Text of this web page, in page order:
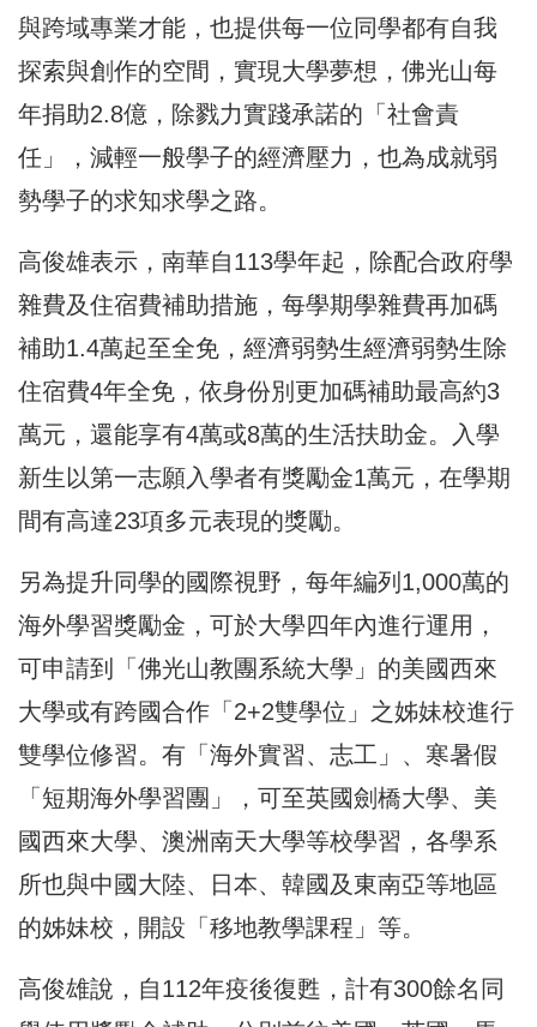
與跨域專業才能，也提供每一位同學都有自我
探索與創作的空間，實現大學夢想，佛光山每
年捐助2.8億，除戮力實踐承諾的「社會責
任」，減輕一般學子的經濟壓力，也為成就弱
勢學子的求知求學之路。
高俊雄表示，南華自113學年起，除配合政府學
雜費及住宿費補助措施，每學期學雜費再加碼
補助1.4萬起至全免，經濟弱勢生經濟弱勢生除
住宿費4年全免，依身份別更加碼補助最高約3
萬元，還能享有4萬或8萬的生活扶助金。入學
新生以第一志願入學者有獎勵金1萬元，在學期
間有高達23項多元表現的獎勵。
另為提升同學的國際視野，每年編列1,000萬的
海外學習獎勵金，可於大學四年內進行運用，
可申請到「佛光山教團系統大學」的美國西來
大學或有跨國合作「2+2雙學位」之姊妹校進行
雙學位修習。有「海外實習、志工」、寒暑假
「短期海外學習團」，可至英國劍橋大學、美
國西來大學、澳洲南天大學等校學習，各學系
所也與中國大陸、日本、韓國及東南亞等地區
的姊妹校，開設「移地教學課程」等。
高俊雄說，自112年疫後復甦，計有300餘名同